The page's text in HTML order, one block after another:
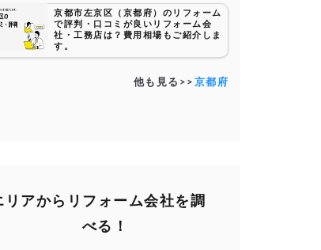
京都市左京区（京都府）のリフォーム
で評判・口コミが良いリフォーム会
社・工務店は？費用相場もご紹介しま
す。
他も見る>> 京都府
リアからリフォーム会社を調
べる！